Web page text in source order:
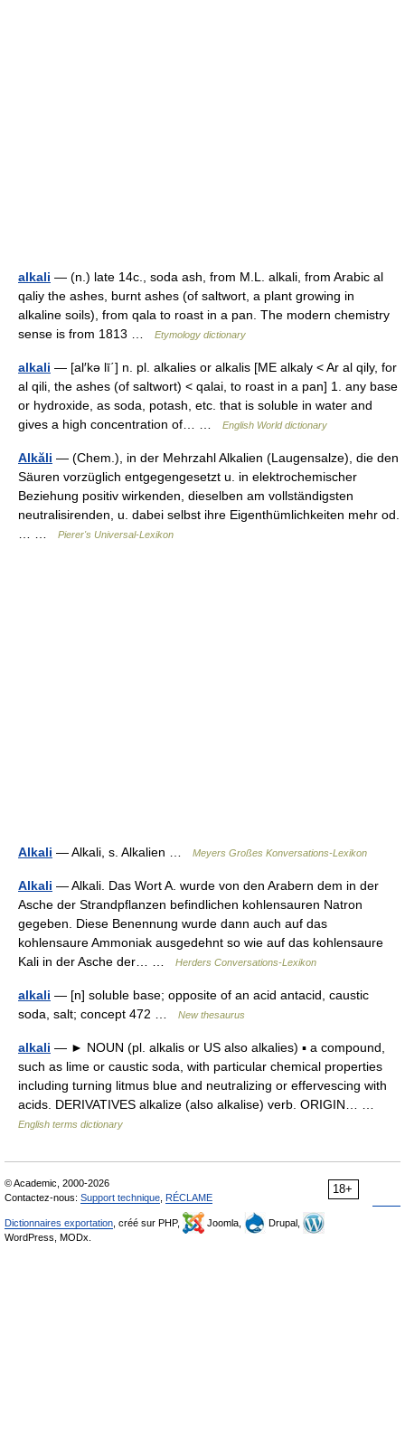
alkali — (n.) late 14c., soda ash, from M.L. alkali, from Arabic al
qaliy the ashes, burnt ashes (of saltwort, a plant growing in
alkaline soils), from qala to roast in a pan. The modern chemistry
sense is from 1813 …
Etymology dictionary
alkali — [al′kə lī΄] n. pl. alkalies or alkalis [ME alkaly < Ar al qily, for
al qili, the ashes (of saltwort) < qalai, to roast in a pan] 1. any base
or hydroxide, as soda, potash, etc. that is soluble in water and
gives a high concentration of… …
English World dictionary
Alkăli — (Chem.), in der Mehrzahl Alkalien (Laugensalze), die den
Säuren vorzüglich entgegengesetzt u. in elektrochemischer
Beziehung positiv wirkenden, dieselben am vollständigsten
neutralisirenden, u. dabei selbst ihre Eigenthümlichkeiten mehr od.
Pierer's Universal-Lexikon
Alkali — Alkali, s. Alkalien … Meyers Großes Konversations-Lexikon
Alkali — Alkali. Das Wort A. wurde von den Arabern dem in der
Asche der Strandpflanzen befindlichen kohlensauren Natron
gegeben. Diese Benennung wurde dann auch auf das
kohlensaure Ammoniak ausgedehnt so wie auf das kohlensaure
Kali in der Asche der… …
Herders Conversations-Lexikon
alkali — [n] soluble base; opposite of an acid antacid, caustic
soda, salt; concept 472 …
New thesaurus
alkali — ► NOUN (pl. alkalis or US also alkalies) ▪ a compound,
such as lime or caustic soda, with particular chemical properties
including turning litmus blue and neutralizing or effervescing with
acids. DERIVATIVES alkalize (also alkalise) verb. ORIGIN… …
English terms dictionary
18+
© Academic, 2000-2026
Contactez-nous: Support technique RÉCLAME
Dictionnaires exportation , créé sur PHP, Joomla,
Drupal,
WordPress, MODx.